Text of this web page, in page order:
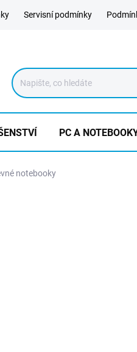
Servisní podmínky
PC A
notebooky